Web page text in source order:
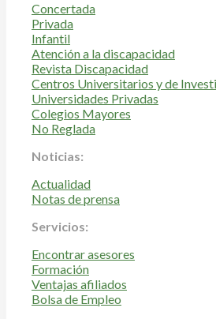
Concertada
Privada
Infantil
Atención a la discapacidad
Revista Discapacidad
Centros Universitarios y de
Universidades Privadas
Colegios Mayores
No Reglada
Noticias:
Actualidad
Notas de prensa
Servicios:
Encontrar asesores
Formación
Ventajas afiliados
Bolsa de Empleo